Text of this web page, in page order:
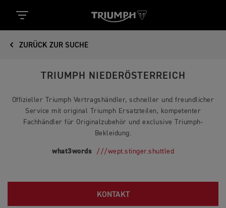
ZURÜCK ZUR SUCHE
TRIUMPH NIEDERÖSTERREICH
Offizieller Triumph Vertragshändler, schneller und freundlicher
Service mit original Triumph Ersatzteilen, kompetenter
Fachhändler für Originalzubehör und exclusive Triumph-
Bekleidung.
what3words ///wept.stinger.shuttled
KONTAKT